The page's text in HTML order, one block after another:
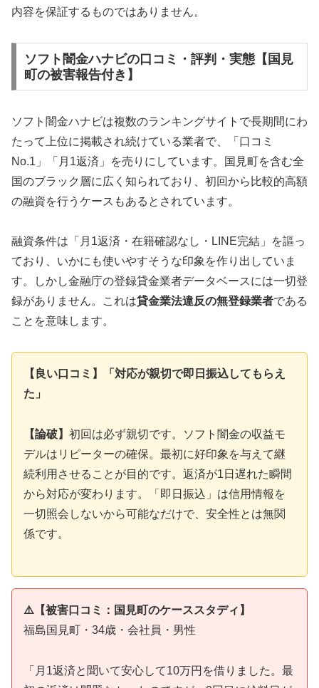
内容を保証するものではありません。
ソフト闇金ハナビの口コミ・評判・実態【国見
町の被害報告付き】
ソフト闇金ハナビは複数のランキングサイトで長期間にわ
たって上位に掲載され続けている業者で、「口コミ
No.1」「月1返済」を売りにしています。国見町を含む全
国のブラック層に広く知られており、初回から比較的高額
の融資を行うケースもあるとされています。
融資条件は「月1返済・在籍確認なし・LINE完結」を謳っ
ており、いかにも使いやすそうな印象を作り出していま
す。しかし金融庁の登録貸金業者データベースには一切登
録がありません。これは貸金業法違反の無登録業者である
ことを意味します。
【良い口コミ】「対応が親切で即日振込してもらえ
た」
【論破】 初回は必ず親切です。ソフト闇金の収益モ
デルはリピーターの確保。最初に好印象を与えて継
続利用させることが目的です。返済が1日遅れた瞬間
から対応が変わります。「即日振込」は信用情報を
一切照会しないから可能なだけで、安全性とは無関
係です。
⚠️【被害口コミ：国見町のケーススタディ】
福島国見町・34歳・会社員・男性
「月1返済と聞いて安心して10万円を借りました。最